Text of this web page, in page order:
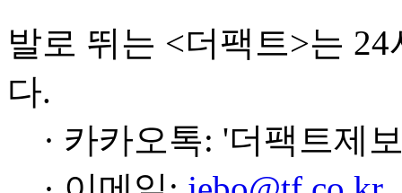
발로 뛰는 <더팩트>는
다.
· 카카오톡: '더팩트제